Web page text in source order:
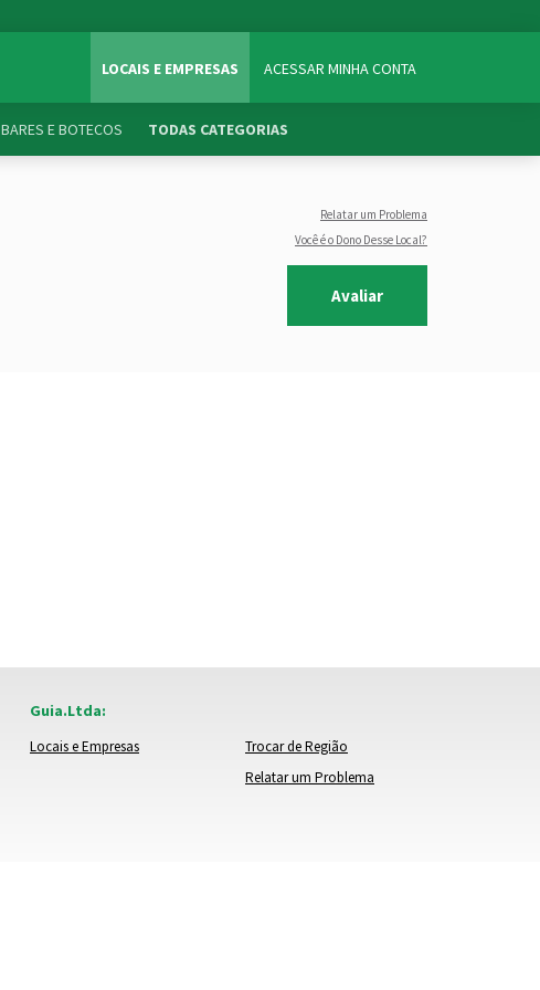
LOCAIS E EMPRESAS ACESSAR MINHA CONTA
BARES E BOTECOS TODAS CATEGORIAS
Relatar um Problema
Você é o Dono Desse Local?
Avaliar
Guia.Ltda:
Locais e Empresas
Trocar de Região
Relatar um Problema